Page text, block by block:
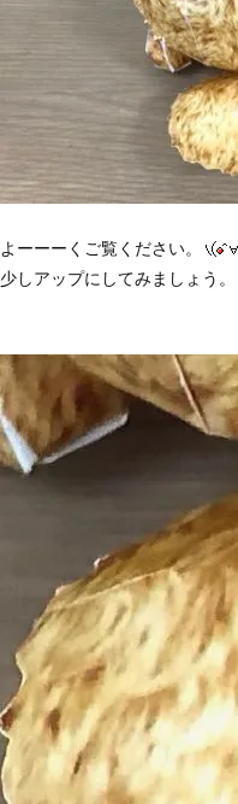
よーーーくご覧ください。
少しアップにしてみましょう。